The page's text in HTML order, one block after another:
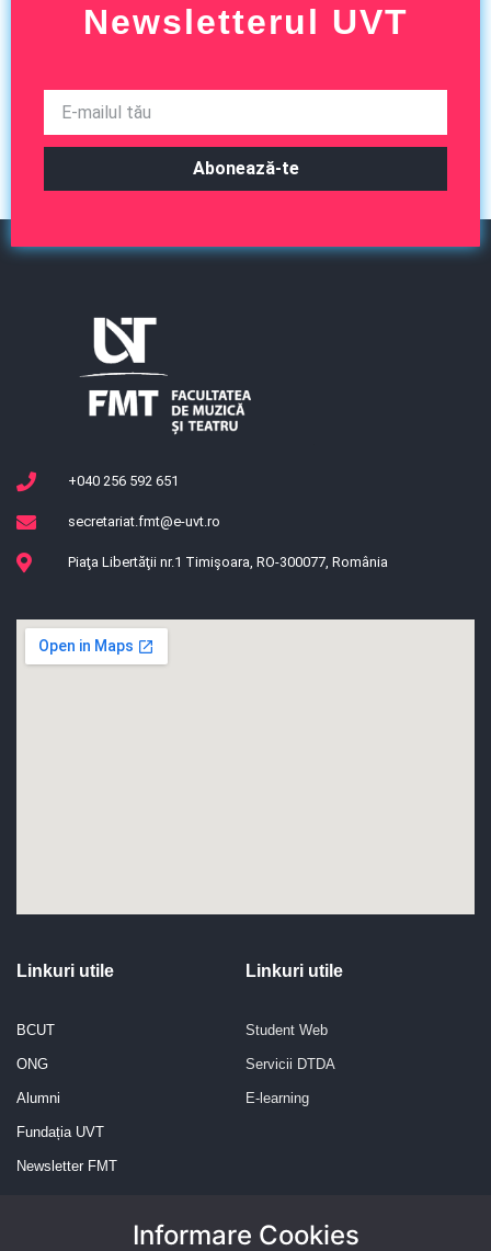
Newsletterul UVT
Abonează-te
+040 256 592 651
secretariat.fmt@e-uvt.ro
Piaţa Libertăţii nr.1 Timişoara, RO-300077, România
Linkuri utile
BCUT
ONG
Alumni
Fundația UVT
Newsletter FMT
Linkuri utile
Student Web
Servicii DTDA
E-learning
Informare Cookies